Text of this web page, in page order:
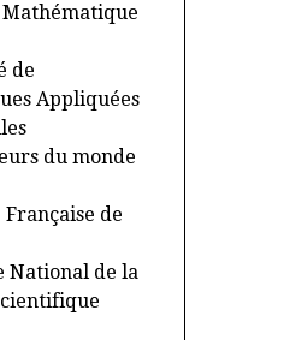
de
Appliquées
du monde
Française de
National de la